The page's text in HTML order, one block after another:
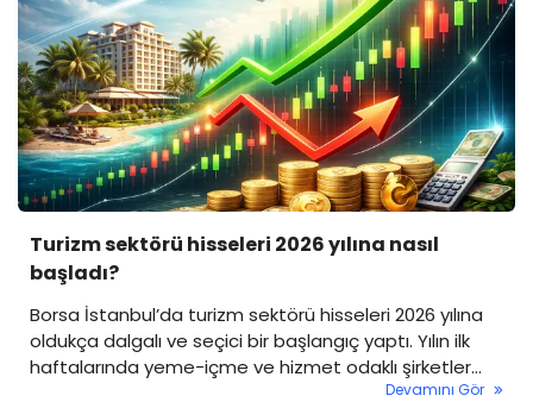
Turizm sektörü hisseleri 2026 yılına nasıl
başladı?
Borsa İstanbul’da turizm sektörü hisseleri 2026 yılına
oldukça dalgalı ve seçici bir başlangıç yaptı. Yılın ilk
haftalarında yeme-içme ve hizmet odaklı şirketler
Devamını Gör